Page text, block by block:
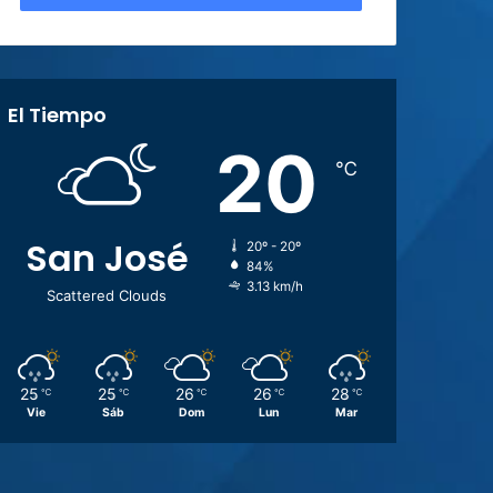
El Tiempo
San José
Scattered Clouds
20 ℃
20º - 20º
84%
3.13 km/h
25 ℃
Vie
25 ℃
Sáb
26 ℃
Dom
26 ℃
Lun
28 ℃
Mar